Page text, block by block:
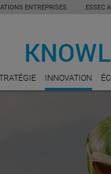
ENTREPRISES ESSEC
INNOVATION